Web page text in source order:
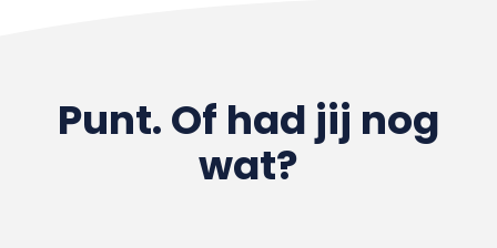
Punt. Of had jij nog
wat?